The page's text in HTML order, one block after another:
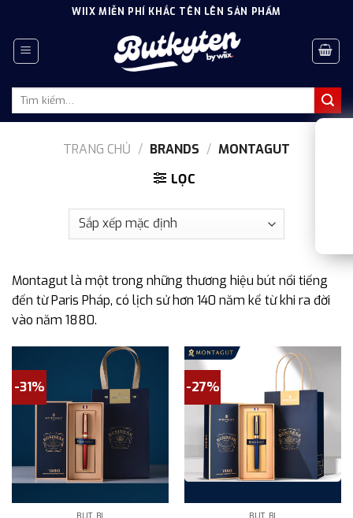
content
WIIX MIỄN PHÍ KHẮC TÊN LÊN SẢN PHẨM
Tìm
TRANG CHỦ / BRANDS / MONTAGUT
LỌC
Montagut là một trong những thương hiệu bút nổi tiếng
đến từ Paris Pháp, có lịch sử hơn 140 năm kể từ khi ra đời
vào năm 1880.
-31%
BÚT BI
-27%
BÚT BI